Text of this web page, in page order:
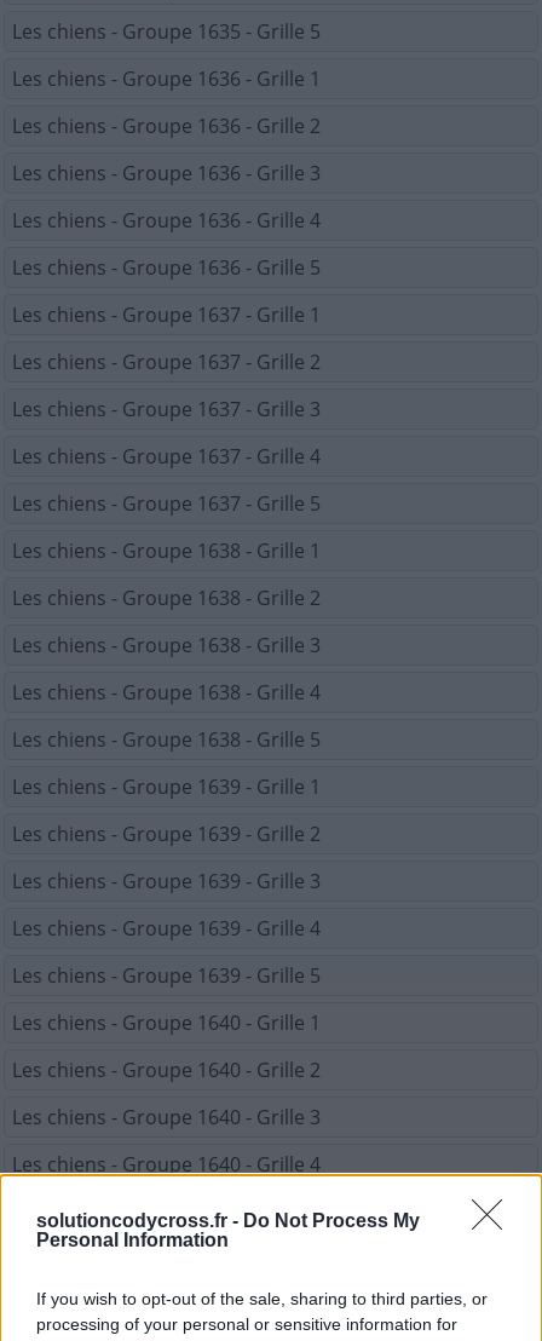
solutioncodycross.fr - Do Not Process My
Personal Information
If you wish to opt-out of the sale, sharing to third parties, or
processing of your personal or sensitive information for
Les chiens - Groupe 1635 - Grille 5
Les chiens - Groupe 1636 - Grille 1
Les chiens - Groupe 1636 - Grille 2
Les chiens - Groupe 1636 - Grille 3
Les chiens - Groupe 1636 - Grille 4
Les chiens - Groupe 1636 - Grille 5
Les chiens - Groupe 1637 - Grille 1
Les chiens - Groupe 1637 - Grille 2
Les chiens - Groupe 1637 - Grille 3
Les chiens - Groupe 1637 - Grille 4
Les chiens - Groupe 1637 - Grille 5
Les chiens - Groupe 1638 - Grille 1
Les chiens - Groupe 1638 - Grille 2
Les chiens - Groupe 1638 - Grille 3
Les chiens - Groupe 1638 - Grille 4
Les chiens - Groupe 1638 - Grille 5
Les chiens - Groupe 1639 - Grille 1
Les chiens - Groupe 1639 - Grille 2
Les chiens - Groupe 1639 - Grille 3
Les chiens - Groupe 1639 - Grille 4
Les chiens - Groupe 1639 - Grille 5
Les chiens - Groupe 1640 - Grille 1
Les chiens - Groupe 1640 - Grille 2
Les chiens - Groupe 1640 - Grille 3
Les chiens - Groupe 1640 - Grille 4
Les chiens - Groupe 1640 - Grille 5
REVENIR À LA LISTE DES NIVEAUX